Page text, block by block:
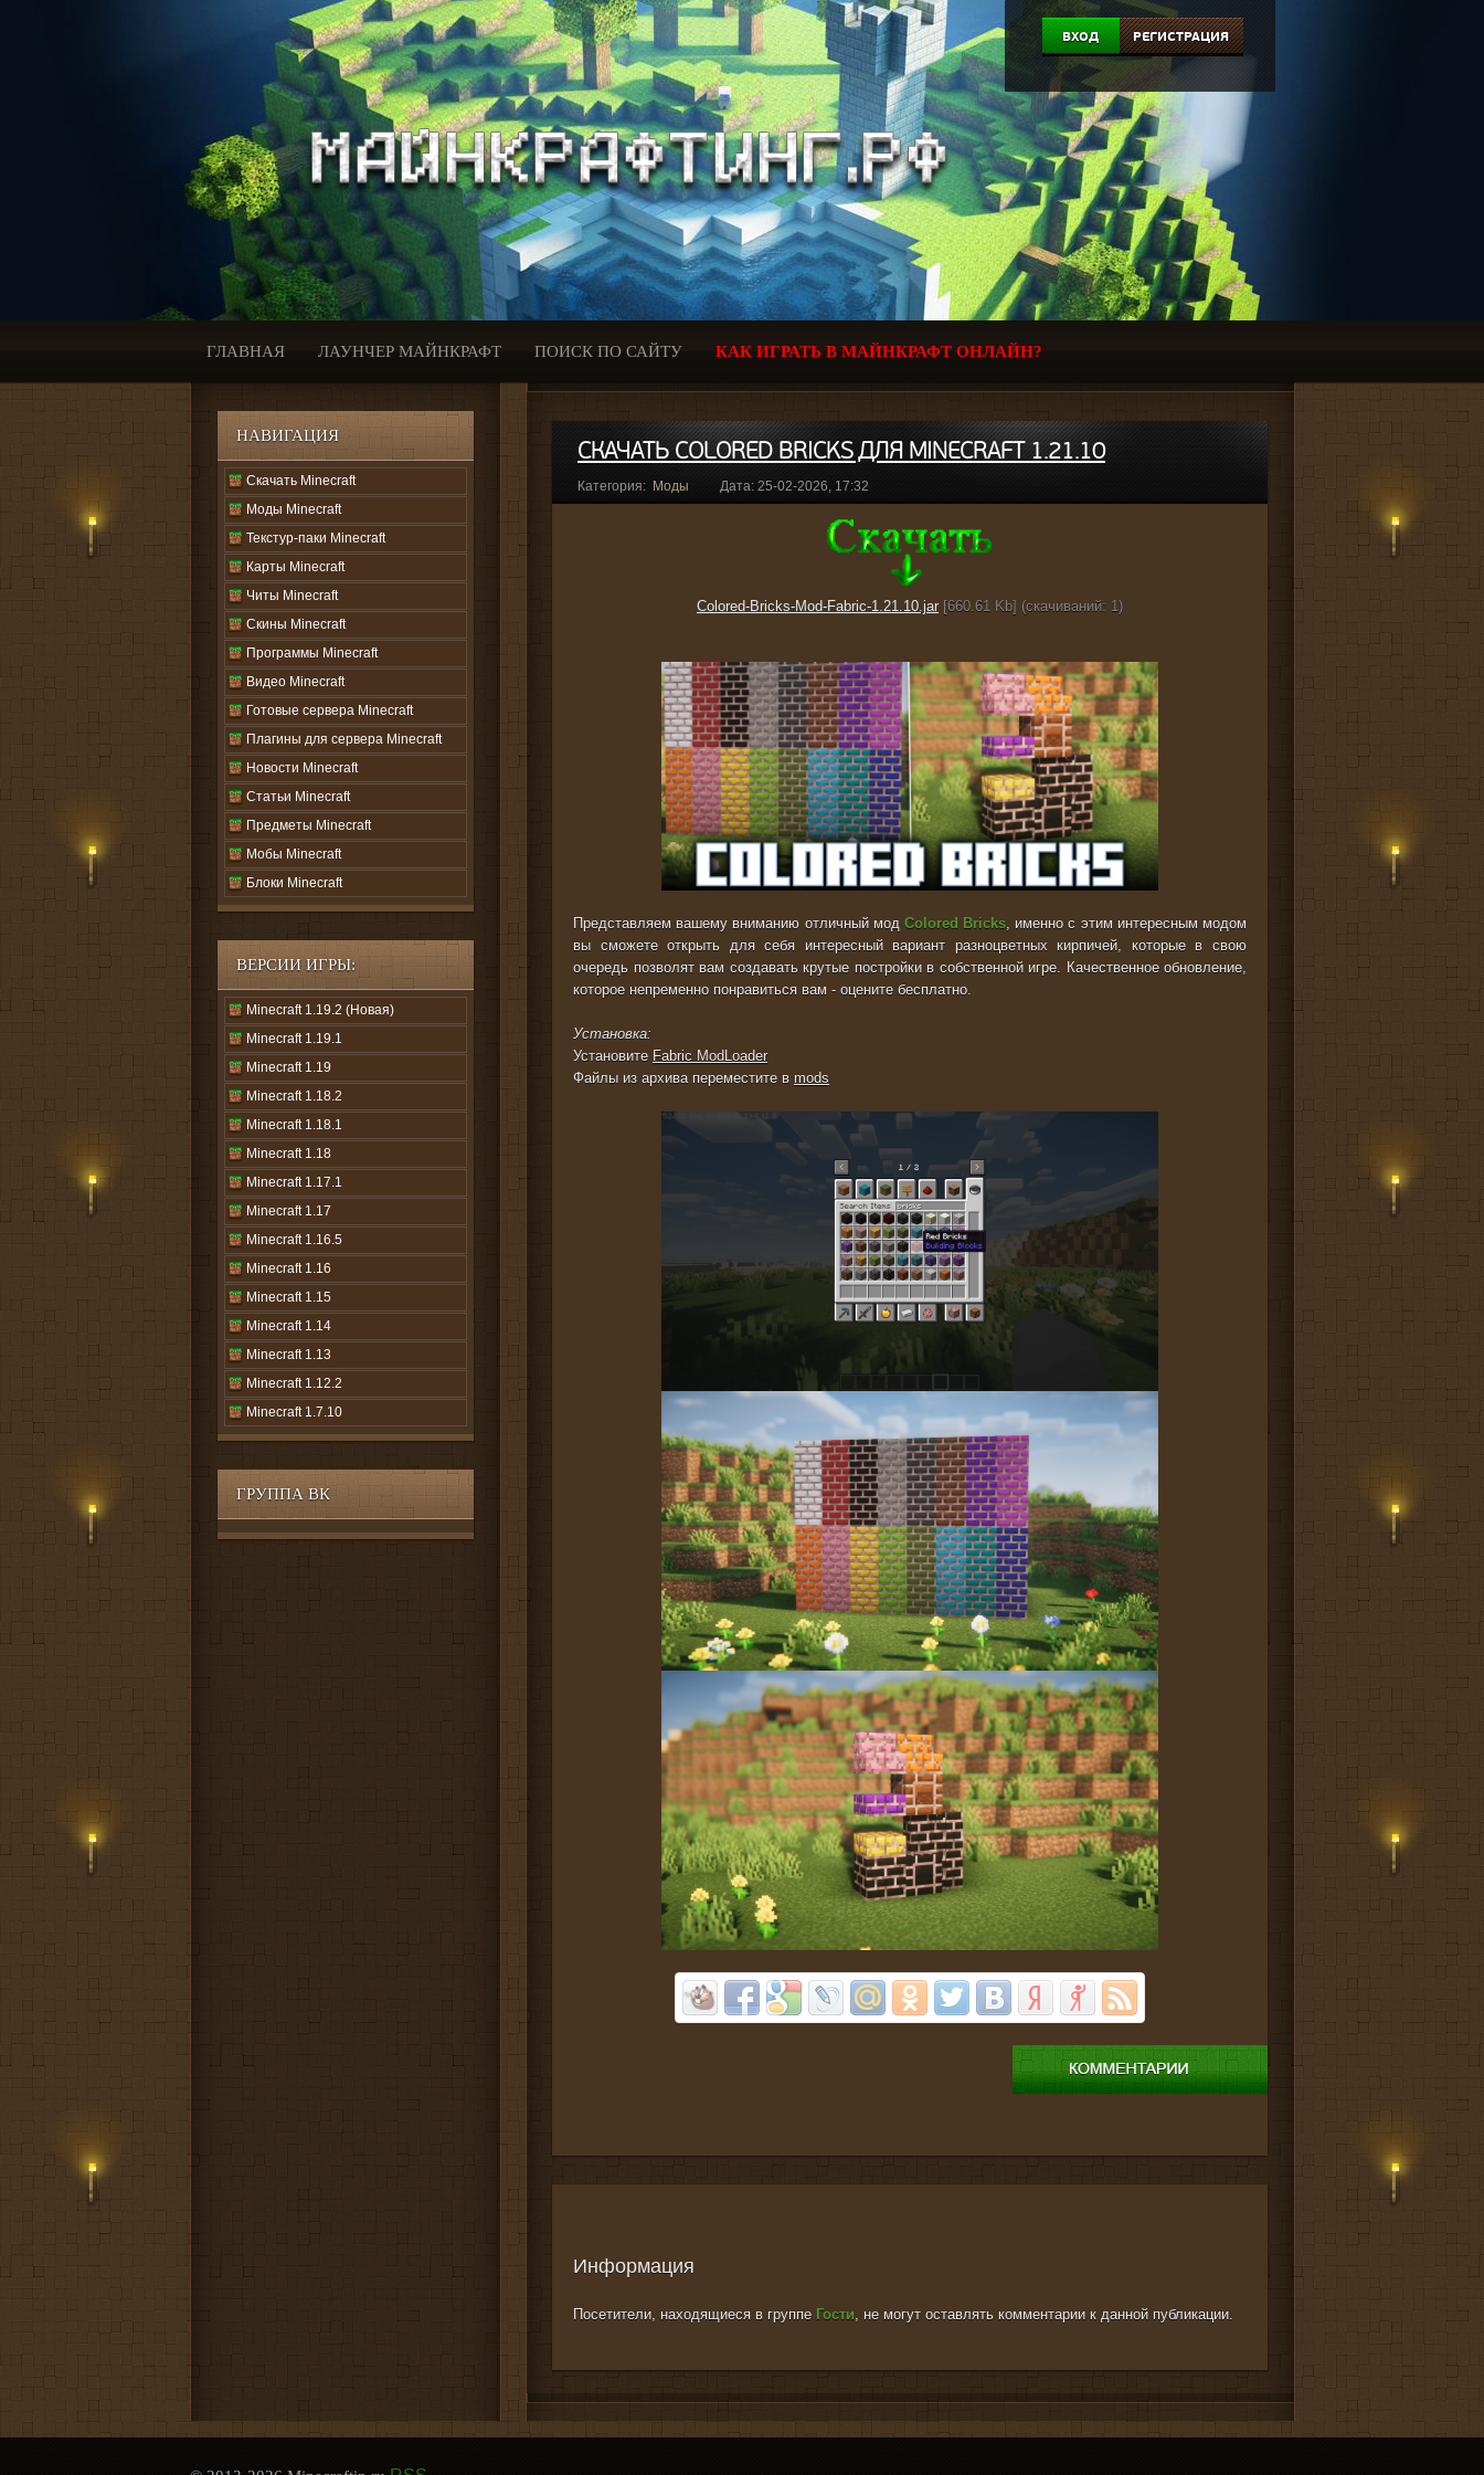
ВХОД РЕГИСТРАЦИЯ
ГЛАВНАЯ ЛАУНЧЕР МАЙНКРАФТ ПОИСК ПО САЙТУ КАК ИГРАТЬ В МАЙНКРАФТ ОНЛАЙН?
НАВИГАЦИЯ
Скачать Minecraft
Моды Minecraft
Текстур-паки Minecraft
Карты Minecraft
Читы Minecraft
Скины Minecraft
Программы Minecraft
Видео Minecraft
Готовые сервера Minecraft
Плагины для сервера Minecraft
Новости Minecraft
Статьи Minecraft
Предметы Minecraft
Мобы Minecraft
Блоки Minecraft
ВЕРСИИ ИГРЫ:
Minecraft 1.19.2 (Новая)
Minecraft 1.19.1
Minecraft 1.19
Minecraft 1.18.2
Minecraft 1.18.1
Minecraft 1.18
Minecraft 1.17.1
Minecraft 1.17
Minecraft 1.16.5
Minecraft 1.16
Minecraft 1.15
Minecraft 1.14
Minecraft 1.13
Minecraft 1.12.2
Minecraft 1.7.10
ГРУППА ВК
СКАЧАТЬ COLORED BRICKS ДЛЯ MINECRAFT 1.21.10
Категория: Моды Дата: 25-02-2026, 17:32
Colored-Bricks-Mod-Fabric-1.21.10.jar [660.61 Kb] (cкачиваний: 1)
Представляем вашему вниманию отличный мод Colored Bricks, именно с этим интересным модом
вы сможете открыть для себя интересный вариант разноцветных кирпичей, которые в свою
очередь позволят вам создавать крутые постройки в собственной игре. Качественное обновление,
которое непременно понравиться вам - оцените бесплатно.
Установка:
Установите Fabric ModLoader
Файлы из архива переместите в mods
Информация
Посетители, находящиеся в группе Гости, не могут оставлять комментарии к данной публикации.